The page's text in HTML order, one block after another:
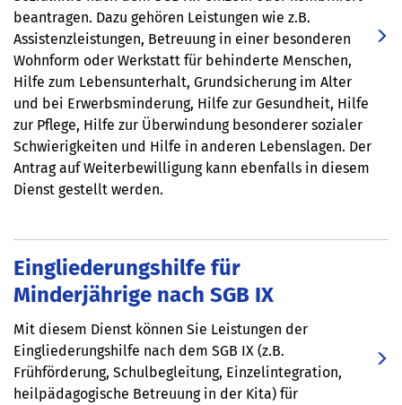
beantragen. Dazu gehören Leistungen wie z.B.
Assistenzleistungen, Betreuung in einer besonderen
Wohnform oder Werkstatt für behinderte Menschen,
Hilfe zum Lebensunterhalt, Grundsicherung im Alter
und bei Erwerbsminderung, Hilfe zur Gesundheit, Hilfe
zur Pflege, Hilfe zur Überwindung besonderer sozialer
Schwierigkeiten und Hilfe in anderen Lebenslagen. Der
Antrag auf Weiterbewilligung kann ebenfalls in diesem
Dienst gestellt werden.
Eingliederungshilfe für
Minderjährige nach SGB IX
Mit diesem Dienst können Sie Leistungen der
Eingliederungshilfe nach dem SGB IX (z.B.
Frühförderung, Schulbegleitung, Einzelintegration,
heilpädagogische Betreuung in der Kita) für